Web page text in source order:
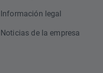
Información legal
Noticias de la empresa